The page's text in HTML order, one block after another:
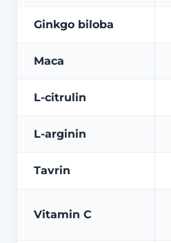
Ginkgo biloba
Maca
L-citrulin
L-arginin
Tavrin
Vitamin C